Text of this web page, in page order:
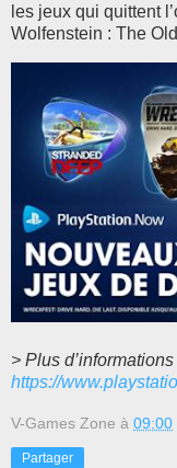
les jeux qui quittent
Wolfenstein : The
> Plus
https://
V-Games Zone à 09:00
Partager